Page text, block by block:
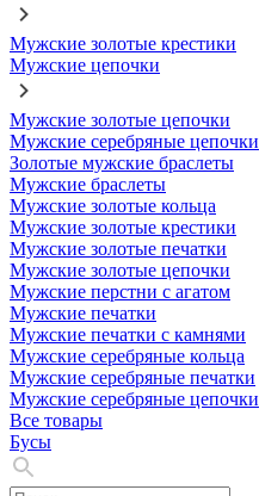
Мужские золотые крестики
Мужские цепочки
Мужские золотые цепочки
Мужские серебряные цепочки
Золотые мужские браслеты
Мужские браслеты
Мужские золотые кольца
Мужские золотые крестики
Мужские золотые печатки
Мужские золотые цепочки
Мужские перстни с агатом
Мужские печатки
Мужские печатки с камнями
Мужские серебряные кольца
Мужские серебряные печатки
Мужские серебряные цепочки
Все товары
Бусы